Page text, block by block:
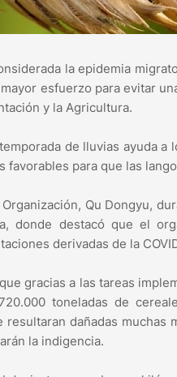
la epidemia
esfuerzo para evitar
y la Agricultura.
de lluvias ayuda
para que las
Qu Dongyu,
donde destacó que el
derivadas de la
gracias a las tareas
toneladas de
dañadas muchas
la indigencia.